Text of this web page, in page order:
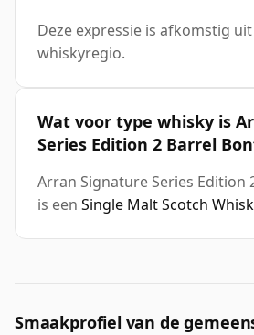
Deze expressie is afkomstig
whiskyregio.
Wat voor type whisky is
Series Edition 2 Barrel
Arran Signature Series Edition
is een Single Malt Scotch
Smaakprofiel van de